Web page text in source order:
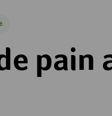
légumespain